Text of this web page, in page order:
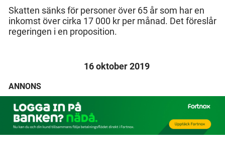
Skatten sänks för personer över 65 år som har en
inkomst över cirka 17 000 kr per månad. Det föreslår
regeringen i en proposition.
16 oktober 2019
ANNONS